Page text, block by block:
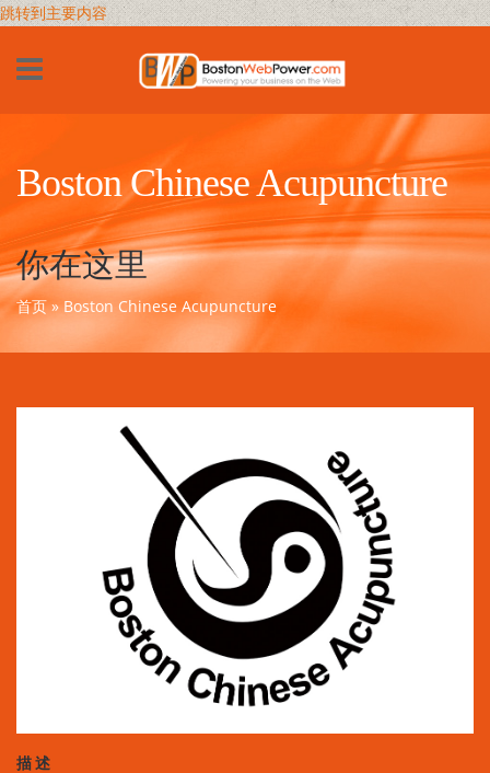
跳转到主要内容
Boston Chinese Acupuncture
你在这里
首页» Boston Chinese Acupuncture
描述